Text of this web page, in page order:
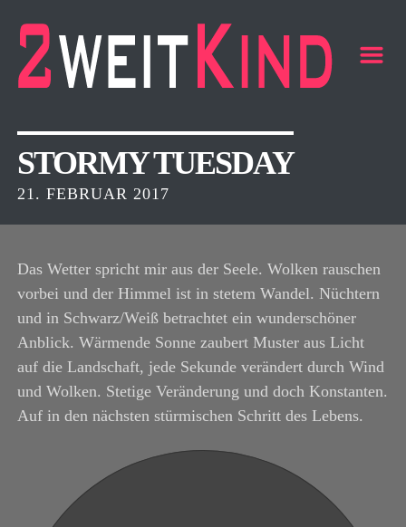
m
STORMY TUESDAY
21. FEBRUAR 2017
Das Wetter spricht mir aus der Seele. Wolken rauschen
vorbei und der Himmel ist in stetem Wandel. Nüchtern
und in Schwarz/Weiß betrachtet ein wunderschöner
Anblick. Wärmende Sonne zaubert Muster aus Licht
auf die Landschaft, jede Sekunde verändert durch Wind
und Wolken. Stetige Veränderung und doch Konstanten.
Auf in den nächsten stürmischen Schritt des Lebens.